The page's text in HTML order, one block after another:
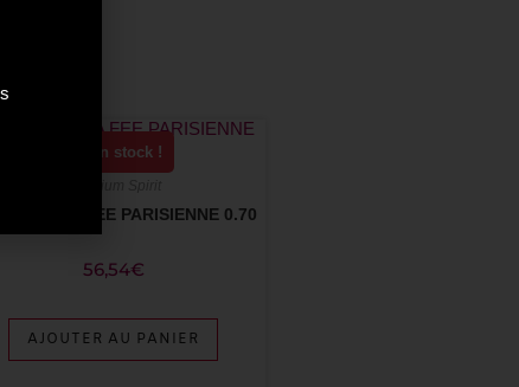
Plus que 1 en stock !
LA FEE PARISIENNE 0.70
56,54€
AJOUTER AU PANIER